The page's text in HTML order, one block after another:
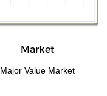
Market
Major Value Market